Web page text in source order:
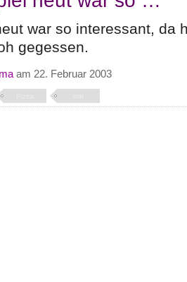
war so interessant, da
gegessen.
am 22. Februar 2003